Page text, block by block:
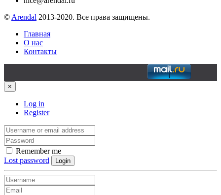
© Arendal 2013-2020. Все права защищены.
Главная
О нас
Контакты
×
Log in
Register
Remember me
Lost password
Login